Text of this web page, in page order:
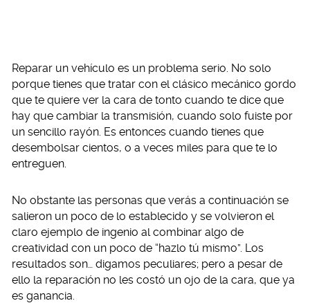
Reparar un vehículo es un problema serio. No solo
porque tienes que tratar con el clásico mecánico gordo
que te quiere ver la cara de tonto cuando te dice que
hay que cambiar la transmisión, cuando solo fuiste por
un sencillo rayón. Es entonces cuando tienes que
desembolsar cientos, o a veces miles para que te lo
entreguen.
No obstante las personas que verás a continuación se
salieron un poco de lo establecido y se volvieron el
claro ejemplo de ingenio al combinar algo de
creatividad con un poco de “hazlo tú mismo”. Los
resultados son… digamos peculiares; pero a pesar de
ello la reparación no les costó un ojo de la cara, que ya
es ganancia.